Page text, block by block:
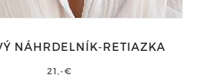
NÁHRDELNÍK-RETIAZKA
21,-€